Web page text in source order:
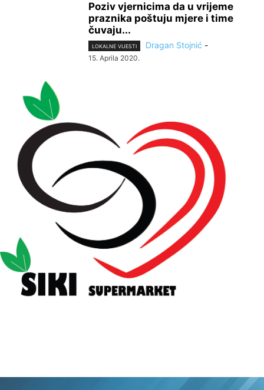
Poziv vjernicima da u vrijeme
praznika poštuju mjere i time
čuvaju...
LOKALNE VIJESTI Dragan Stojnić -
15. Aprila 2020.